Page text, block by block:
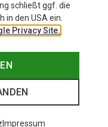
schließt ggf. die
in den USA ein.
Privacy Site.
Impressum